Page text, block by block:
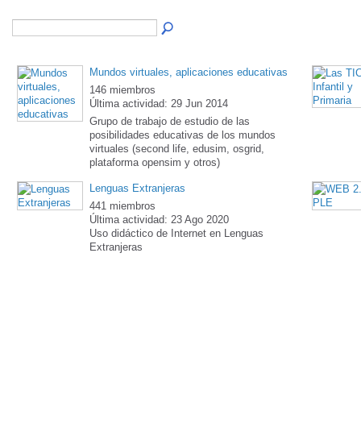
Mundos virtuales, aplicaciones educativas
146 miembros
Última actividad: 29 Jun 2014
Grupo de trabajo de estudio de las
posibilidades educativas de los mundos
virtuales (second life, edusim, osgrid,
plataforma opensim y otros)
Lenguas Extranjeras
441 miembros
Última actividad: 23 Ago 2020
Uso didáctico de Internet en Lenguas
Extranjeras